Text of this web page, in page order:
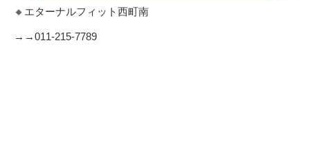
🔸エターナルフィット西町南
→→011-215-7789